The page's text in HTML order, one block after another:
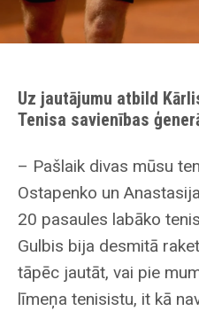
Uz jautājumu atbild
Tenisa savienības
– Pašlaik divas mūsu
Ostapenko un
20 pasaules labāko
Gulbis bija desmitā
tāpēc jautāt, vai pie
līmeņa tenisistu, it kā